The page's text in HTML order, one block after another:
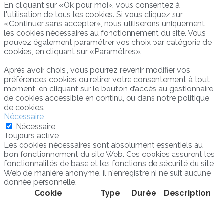
En cliquant sur «Ok pour moi», vous consentez à
l'utilisation de tous les cookies. Si vous cliquez sur
«Continuer sans accepter», nous utiliserons uniquement
les cookies nécessaires au fonctionnement du site. Vous
pouvez également paramétrer vos choix par catégorie de
cookies, en cliquant sur «Paramétres».
Après avoir choisi, vous pourrez revenir modifier vos
préférences cookies ou retirer votre consentement à tout
moment, en cliquant sur le bouton d’accès au gestionnaire
de cookies accessible en continu, ou dans notre politique
de cookies.
Nécessaire
Nécessaire
Toujours activé
Les cookies nécessaires sont absolument essentiels au
bon fonctionnement du site Web. Ces cookies assurent les
fonctionnalités de base et les fonctions de sécurité du site
Web de manière anonyme, il n'enregistre ni ne suit aucune
donnée personnelle.
Cookie
Type Durée Description